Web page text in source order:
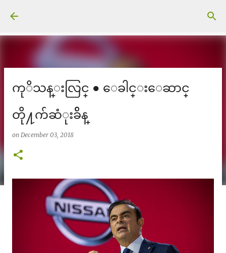
ကုိသန္းလြင္ ● ေခါင္းေဆာင္
တို႔က်ဆံုးခ်ိန္
on December 03, 2018